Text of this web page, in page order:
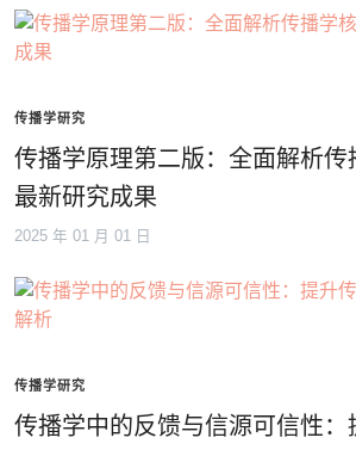
传播学研究
传播学原理第二版：全面解析传
最新研究成果
2025 年 01 月 01 日
传播学研究
传播学中的反馈与信源可信性：